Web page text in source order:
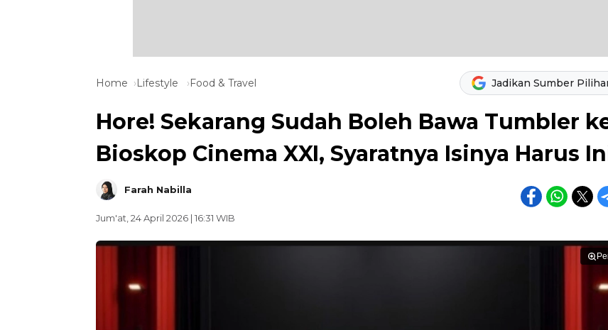
Home Lifestyle Food & Travel Jadikan Sumber
Hore! Sekarang Sudah Boleh Bawa Tumbler
Bioskop Cinema XXI, Syaratnya Isinya Harus
Farah Nabilla
Jum'at, 24 April 2026 | 16:31 WIB